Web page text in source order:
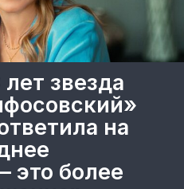
звезда
на
это более